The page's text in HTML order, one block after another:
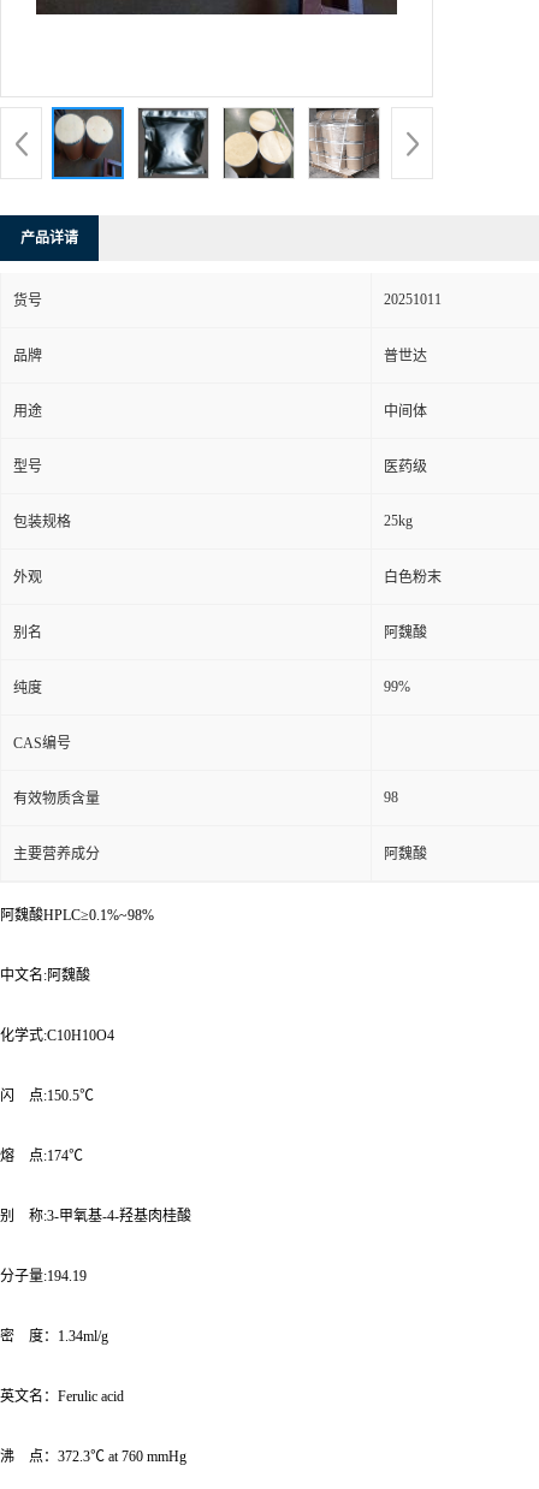
产品详请
货号 20251011
品牌 普世达
用途 中间体
型号 医药级
包装规格 25kg
外观 白色粉末
别名 阿魏酸
纯度 99%
CAS编号
有效物质含量 98
主要营养成分 阿魏酸
阿魏酸HPLC≥0.1%~98%
中文名:阿魏酸
化学式:C10H10O4
闪 点:150.5℃
熔 点:174℃
别 称:3-甲氧基-4-羟基肉桂酸
分子量:194.19
密 度：1.34ml/g
英文名：Ferulic acid
沸 点：372.3℃ at 760 mmHg